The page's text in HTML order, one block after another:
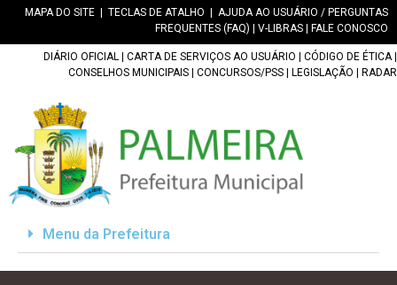
MAPA DO SITE TECLAS DE ATALHO
AJUDA AO USUÁRIO / PERGUNTAS
FREQUENTES (FAQ)
V-LIBRAS FALE CONOSCO
DIÁRIO OFICIAL CARTA DE SERVIÇOS AO USUÁRIO CÓDIGO DE ÉTICA|
CONSELHOS MUNICIPAIS
CONCURSOS/PSS LEGISLAÇÃO RADAR
Menu da Prefeitura